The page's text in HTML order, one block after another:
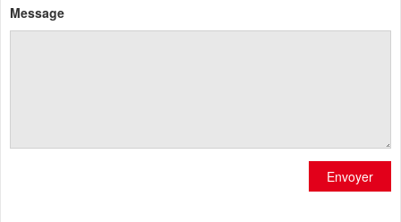
Message
Envoyer